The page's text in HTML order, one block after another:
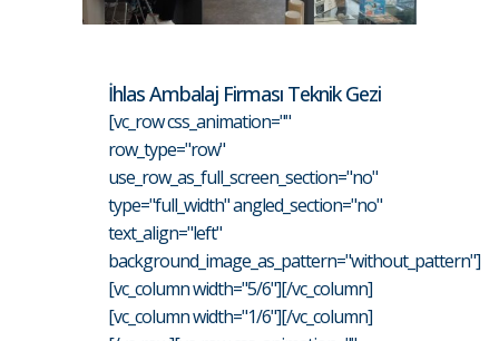
İhlas Ambalaj Firması Teknik Gezi
[vc_row css_animation=""
row_type="row"
use_row_as_full_screen_section="no"
type="full_width" angled_section="no"
text_align="left"
background_image_as_pattern="without_pattern"]
[vc_column width="5/6"][/vc_column]
[vc_column width="1/6"][/vc_column]